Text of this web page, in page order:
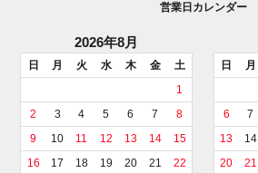
営業日カレンダー
2026年8月
日 月 火 水 木 金
土
1
2
3 4 5 6 7
8
9
10 11 12 13 14
15
16
17 18 19 20 21
22
日 月
6
7
13
14
20
21